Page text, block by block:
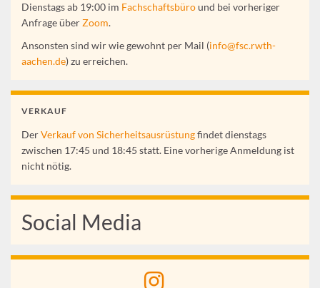
Dienstags ab 19:00 im Fachschaftsbüround bei vorheriger
Anfrage überZoom.
Ansonsten sind wir wie gewohnt per Mail (info@fsc.rwth-
aachen.de) zu erreichen.
VERKAUF
DerVerkauf von Sicherheitsausrüstungfindet dienstags
zwischen 17:45 und 18:45 statt. Eine vorherige Anmeldung ist
nicht nötig.
Social Media